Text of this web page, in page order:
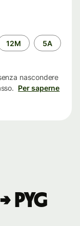
12M 5A
nascondere
Per saperne
PYG